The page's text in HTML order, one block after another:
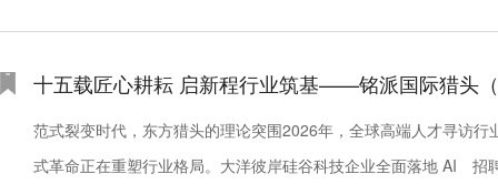
十五载匠心耕耘 启新程行业筑基——铭派国际猎头
范式裂变时代，东方猎头的理论突围2026年，全球高端人才寻访
式革命正在重塑行业格局。大洋彼岸硅谷科技企业全面落地 AI 招